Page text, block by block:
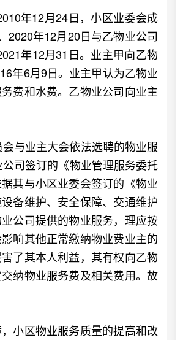
年12月24日，小区业委会成
2020年12月20日与乙物业公司
年12月31日。业主甲向乙物
年6月9日。业主甲认为乙物业
费和水费。乙物业公司向业主
与业主大会依法选聘的物业服
司签订的《物业管理服务委托
其与小区业委会签订的《物业
备维护、安全保障、交通维护
公司提供的物业服务，理应按
响其他正常缴纳物业费业主的
了其本人利益，其有权向乙物
纳物业服务费及相关费用。故
小区物业服务质量的提高和改